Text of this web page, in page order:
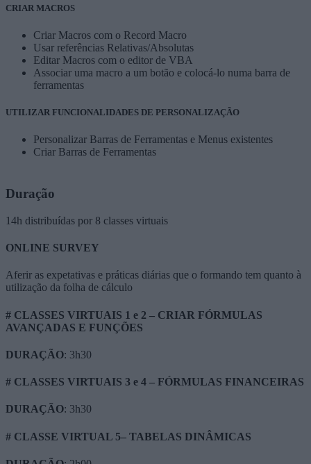
CRIAR MACROS
Criar Macros com o Record Macro
Usar referências Relativas/Absolutas
Editar Macros com o editor de VBA
Associar uma macro a um botão e colocá-lo numa barra de
ferramentas
UTILIZAR FUNCIONALIDADES DE PERSONALIZAÇÃO
Personalizar Barras de Ferramentas e Menus existentes
Criar Barras de Ferramentas
Duração
14h distribuídas por 8 classes virtuais
ONLINE SURVEY
Aferir as expetativas e práticas diárias que o formando tem quanto à
utilização da folha de cálculo
# CLASSES VIRTUAIS 1 e 2 – CRIAR FÓRMULAS
AVANÇADAS E FUNÇÕES
DURAÇÃO: 3h30
# CLASSES VIRTUAIS 3 e 4 – FÓRMULAS FINANCEIRAS
DURAÇÃO: 3h30
# CLASSE VIRTUAL 5– TABELAS DINÂMICAS